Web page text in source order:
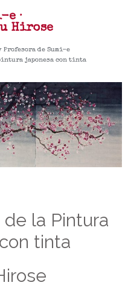
e ·
Hirose
de Sumi-e
japonesa con tinta
la Pintura
tinta